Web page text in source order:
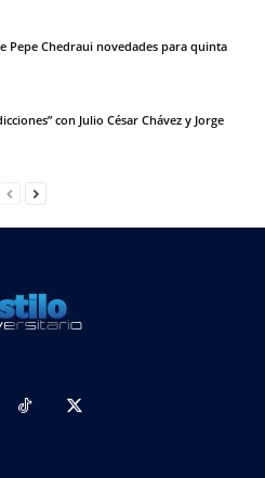
Pepe Chedraui novedades para quinta
con Julio César Chávez y Jorge